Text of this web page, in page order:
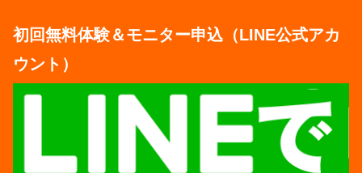
初回無料体験＆モニター申込（LINE公式アカ
ウント）